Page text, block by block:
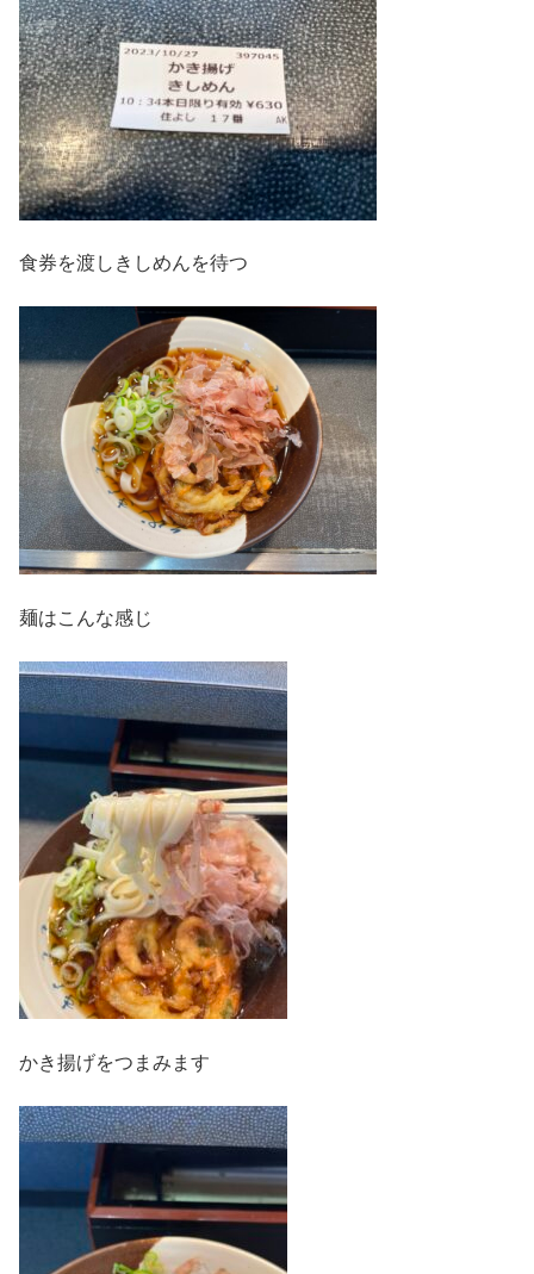
食券を渡しきしめんを待つ
麺はこんな感じ
かき揚げをつまみます